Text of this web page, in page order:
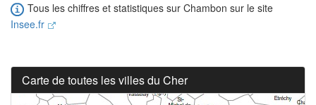
Tous les chiffres et statistiques sur Chambon sur le site
Insee.fr
Carte de toutes les villes du Cher